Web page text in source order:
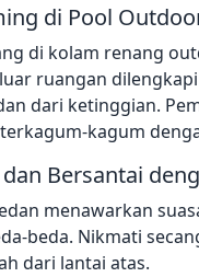
di Pool
di kolam renang
ruangan
dari ketinggian.
kagum
Bersantai
menawarkan
beda. Nikmati
dari lantai atas.